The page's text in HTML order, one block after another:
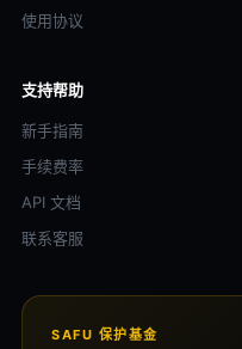
使用协议
支持帮助
新手指南
手续费率
API 文档
联系客服
SAFU 保护基金